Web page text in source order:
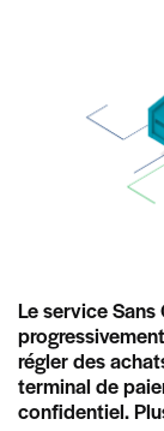
Le service
régler des
terminal de
confidentiel.